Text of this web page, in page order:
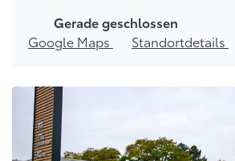
Gerade geschlossen
Google Maps Standortdetails